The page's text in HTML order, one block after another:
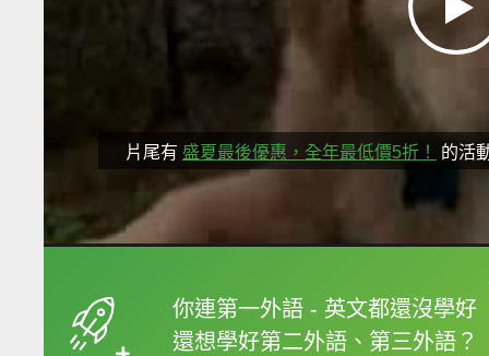
片尾有 盛夏最後優惠，全年最低價5折！ 的活
你連第一外語 - 英文都還沒學好
還想學好第二外語、第三外語？
框選或點兩下字幕可